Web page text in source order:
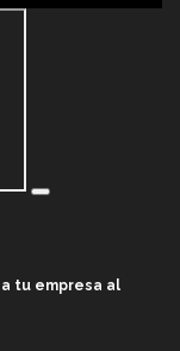
tu empresa al